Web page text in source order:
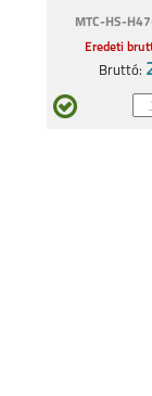
MTC-HS-
Eredeti
Bruttó: